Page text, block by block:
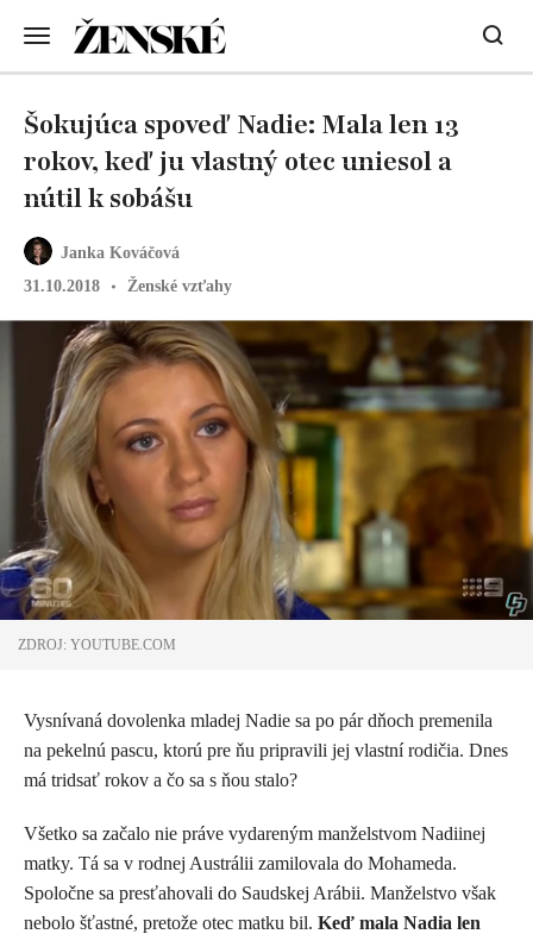
Janka Kováčová
31.10.2018
Ženské vzťahy
Šokujúca spoveď Nadie: Mala len 13
rokov, keď ju vlastný otec uniesol a
nútil k sobášu
ZDROJ: YOUTUBE.COM
Vysnívaná dovolenka mladej Nadie sa po pár dňoch premenila
na pekelnú pascu, ktorú pre ňu pripravili jej vlastní rodičia. Dnes
má tridsať rokov a čo sa s ňou stalo?
Všetko sa začalo nie práve vydareným manželstvom Nadiinej
matky. Tá sa v rodnej Austrálii zamilovala do Mohameda.
Spoločne sa presťahovali do Saudskej Arábii. Manželstvo však
nebolo šťastné, pretože otec matku bil. Keď mala Nadia len